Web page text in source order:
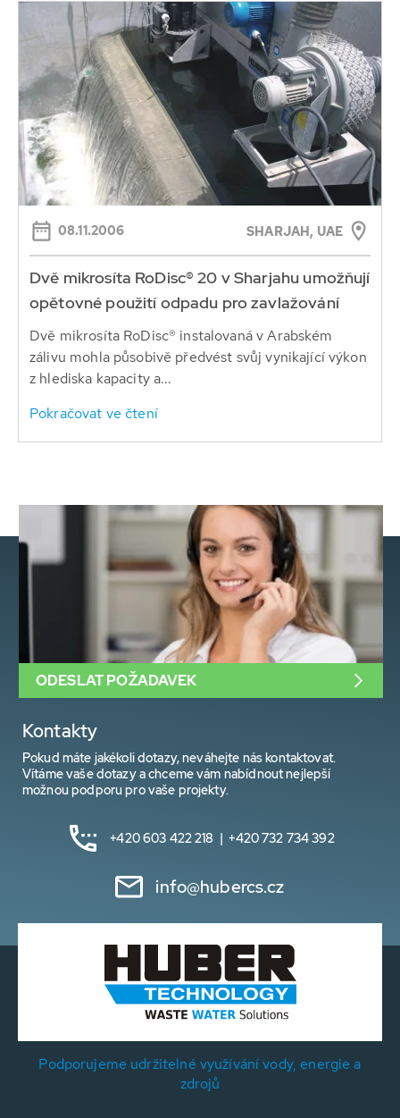
08.11.2006 SHARJAH, UAE
Dvě mikrosíta RoDisc® 20 v Sharjahu umožňují
opětovné použití odpadu pro zavlažování
Dvě mikrosíta RoDisc® instalovaná v Arabském
zálivu mohla působivě předvést svůj vynikající výkon
z hlediska kapacity a...
Pokračovat ve čtení
Kontakty
Pokud máte jakékoli dotazy, neváhejte nás kontaktovat.
Vítáme vaše dotazy a chceme vám nabídnout nejlepší
možnou podporu pro vaše projekty.
+420 603 422 218 | +420 732 734 392
info@hubercs.cz
ODESLAT POŽADAVEK
Podporujeme udržitelné využívání vody, energie a
zdrojů